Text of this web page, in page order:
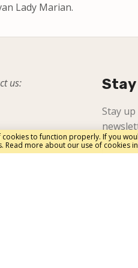
Lady Marian.
us:
Stay
to function properly. If you
Read more about our use of cookies